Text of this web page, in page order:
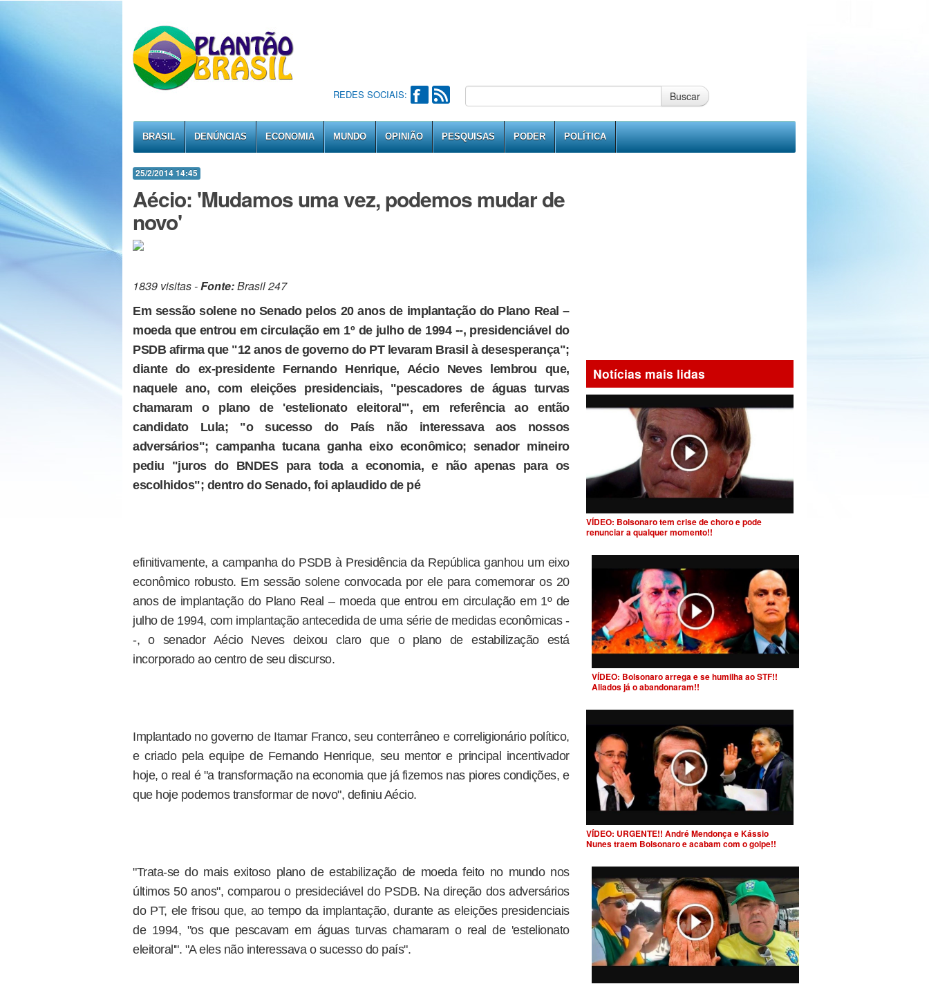
REDES SOCIAIS: Buscar
BRASIL DENÚNCIAS ECONOMIA MUNDO OPINIÃO PESQUISAS PODER POLÍTICA
25/2/2014 14:45
Aécio: 'Mudamos uma vez, podemos mudar de
novo'
1839 visitas -Fonte:Brasil 247
Em sessão solene no Senado pelos 20 anos de implantação do Plano Real –
moeda que entrou em circulação em 1º de julho de 1994 --, presidenciável do
PSDB afirma que "12 anos de governo do PT levaram Brasil à desesperança";
diante do ex-presidente Fernando Henrique, Aécio Neves lembrou que,
naquele ano, com eleições presidenciais, "pescadores de águas turvas
chamaram o plano de 'estelionato eleitoral'", em referência ao então
candidato Lula; "o sucesso do País não interessava aos nossos
adversários"; campanha tucana ganha eixo econômico; senador mineiro
pediu "juros do BNDES para toda a economia, e não apenas para os
escolhidos"; dentro do Senado, foi aplaudido de pé
efinitivamente, a campanha do PSDB à Presidência da República ganhou um eixo
econômico robusto. Em sessão solene convocada por ele para comemorar os 20
anos de implantação do Plano Real – moeda que entrou em circulação em 1º de
julho de 1994, com implantação antecedida de uma série de medidas econômicas -
-, o senador Aécio Neves deixou claro que o plano de estabilização está
incorporado ao centro de seu discurso.
Implantado no governo de Itamar Franco, seu conterrâneo e correligionário político,
e criado pela equipe de Fernando Henrique, seu mentor e principal incentivador
hoje, o real é "a transformação na economia que já fizemos nas piores condições, e
que hoje podemos transformar de novo", definiu Aécio.
"Trata-se do mais exitoso plano de estabilização de moeda feito no mundo nos
últimos 50 anos", comparou o presideciável do PSDB. Na direção dos adversários
do PT, ele frisou que, ao tempo da implantação, durante as eleições presidenciais
de 1994, "os que pescavam em águas turvas chamaram o real de 'estelionato
eleitoral'". "A eles não interessava o sucesso do país".
Notícias mais lidas
VÍDEO: Bolsonaro tem crise de choro e pode
renunciar a qualquer momento!!
VÍDEO: Bolsonaro arrega e se humilha ao STF!!
Aliados já o abandonaram!!
VÍDEO: URGENTE!! André Mendonça e Kássio
Nunes traem Bolsonaro e acabam com o golpe!!